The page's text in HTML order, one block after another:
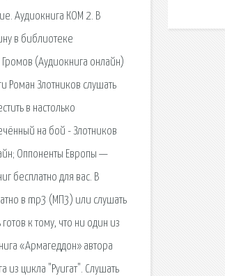
Аудиокнига КОМ 2. В
в библиотеке
(Аудиокнига онлайн)
Роман Злотников слушать
в настолько
на бой - Злотников
Оппоненты Европы —
бесплатно для вас. В
в mp3 (МП3) или слушать
к тому, что ни один из
«Армагеддон» автора
из цикла "Руигат". Слушать